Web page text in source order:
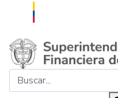
Saltar al contenido principal